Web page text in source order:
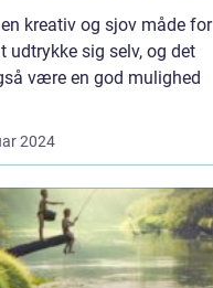
deres yndlingsfigurer
kreativ og sjov måde for
udtrykke sig selv, og det
være en god mulighed
2024